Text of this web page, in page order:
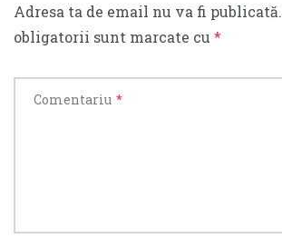
Adresa ta de email nu va fi publicată.
obligatorii sunt marcate cu *
Comentariu *